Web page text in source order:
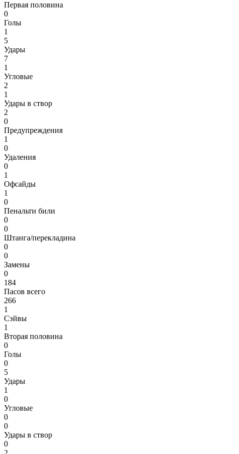
Первая половина
0
Голы
1
5
Удары
7
1
Угловые
2
1
Удары в створ
2
0
Предупреждения
1
0
Удаления
0
1
Офсайды
1
0
Пенальти били
0
0
Штанга/перекладина
0
0
Замены
0
184
Пасов всего
266
1
Сэйвы
1
Вторая половина
0
Голы
0
5
Удары
1
0
Угловые
0
0
Удары в створ
0